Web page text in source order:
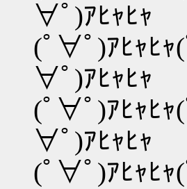
∀ﾟ)ｱﾋｬﾋｬ
(ﾟ∀ﾟ)ｱﾋｬﾋｬ
∀ﾟ)ｱﾋｬﾋｬ
(ﾟ∀ﾟ)ｱﾋｬﾋｬ
∀ﾟ)ｱﾋｬﾋｬ
(ﾟ∀ﾟ)ｱﾋｬﾋｬ